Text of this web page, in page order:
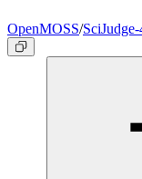
OpenMOSS/